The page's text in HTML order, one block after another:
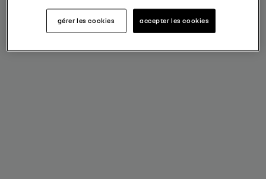
complétez vos coordonnées
accepter les cookies
gérer les cookies